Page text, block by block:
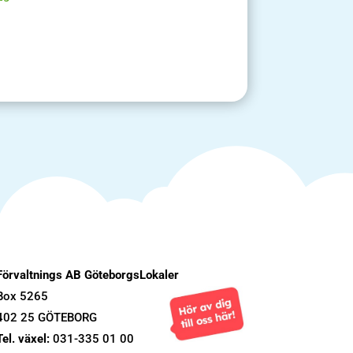
AB GöteborgsLokaler
5265
25 GÖTEBORG
växel:031-335 01 00